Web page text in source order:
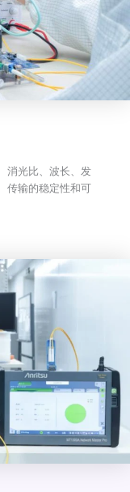
消光比、波长、发
传输的稳定性和可